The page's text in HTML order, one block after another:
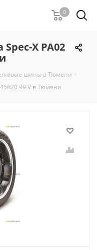
0
X PA02
шины в Тюмени -
99 V в Тюмени